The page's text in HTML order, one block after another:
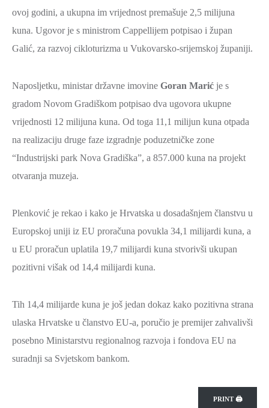
ovoj godini, a ukupna im vrijednost premašuje 2,5 milijuna
kuna. Ugovor je s ministrom Cappellijem potpisao i župan
Galić, za razvoj cikloturizma u Vukovarsko-srijemskoj županiji.
Naposljetku, ministar državne imovine Goran Marić je s
gradom Novom Gradiškom potpisao dva ugovora ukupne
vrijednosti 12 milijuna kuna. Od toga 11,1 milijun kuna otpada
na realizaciju druge faze izgradnje poduzetničke zone
“Industrijski park Nova Gradiška”, a 857.000 kuna na projekt
otvaranja muzeja.
Plenković je rekao i kako je Hrvatska u dosadašnjem članstvu u
Europskoj uniji iz EU proračuna povukla 34,1 milijardi kuna, a
u EU proračun uplatila 19,7 milijardi kuna stvorivši ukupan
pozitivni višak od 14,4 milijardi kuna.
Tih 14,4 milijarde kuna je još jedan dokaz kako pozitivna strana
ulaska Hrvatske u članstvo EU-a, poručio je premijer zahvalivši
posebno Ministarstvu regionalnog razvoja i fondova EU na
suradnji sa Svjetskom bankom.
PRINT 🖨